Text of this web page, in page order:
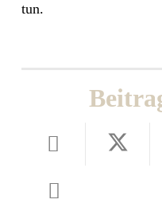
tun.